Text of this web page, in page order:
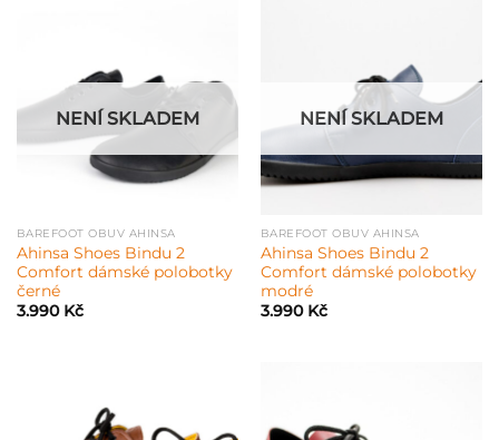
NENÍ SKLADEM
BAREFOOT OBUV AHINSA
Ahinsa Shoes Bindu 2
Comfort dámské polobotky
černé
3.990 Kč
NENÍ SKLADEM
BAREFOOT OBUV AHINSA
Ahinsa Shoes Bindu 2
Comfort dámské polobotky
modré
3.990 Kč